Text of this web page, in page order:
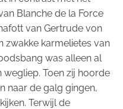
Blanche de la Force
van Gertrude von
zwakke karmelietes van
was alleen al
Toen zij hoorde
naar de galg gingen,
Terwijl de